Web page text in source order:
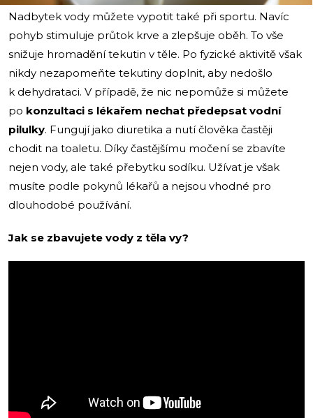
Nadbytek vody můžete vypotit také při sportu. Navíc
pohyb stimuluje průtok krve a zlepšuje oběh. To vše
snižuje hromadění tekutin v těle. Po fyzické aktivitě však
nikdy nezapomeňte tekutiny doplnit, aby nedošlo
k dehydrataci. V případě, že nic nepomůže si můžete
po konzultaci s lékařem nechat předepsat vodní
pilulky. Fungují jako diuretika a nutí člověka častěji
chodit na toaletu. Díky častějšímu močení se zbavíte
nejen vody, ale také přebytku sodíku. Užívat je však
musíte podle pokynů lékařů a nejsou vhodné pro
dlouhodobé používání.
Jak se zbavujete vody z těla vy?